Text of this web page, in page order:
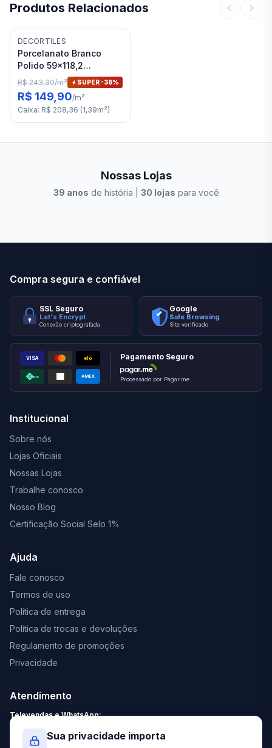
Produtos Relacionados
DECORTILES
Porcelanato Branco
Polido 59x118,2
Decortiles Carrara RET
"A"
R$ 243,30/m² SUPER -38%
R$ 149,90/m²
Caixa: R$ 208,36 (1,39m²)
Nossas Lojas
39 anos de história | 30 lojas para você
Compra segura e confiável
SSL Seguro
Let's Encrypt
Conexão criptografada
Google
Safe Browsing
Site verificado
VISA elo
PIX AMEX
Pagamento Seguro
Processado por Pagar.me
Institucional
Sobre nós
Lojas Oficiais
Nossas Lojas
Trabalhe conosco
Nosso Blog
Certificação Social Selo 1%
Ajuda
Fale conosco
Termos de uso
Política de entrega
Política de trocas e devoluções
Regulamento de promoções
Privacidade
Atendimento
Televendas e WhatsApp:
Sábado: 9:00 - 13:00
Sua privacidade importa